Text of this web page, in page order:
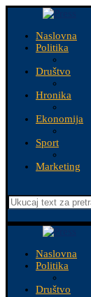
Naslovna
Politika
Društvo
Hronika
Ekonomija
Sport
Marketing
Naslovna
Politika
Društvo